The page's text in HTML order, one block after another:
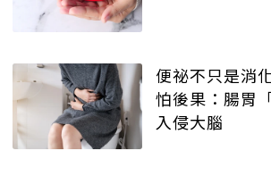
便祕不只是消
怕後果：腸胃
入侵大腦